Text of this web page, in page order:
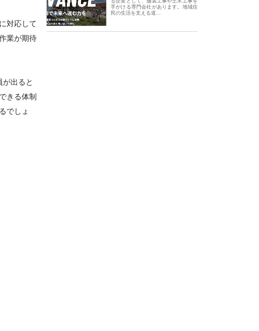
対応して
業が期待
出ると
きる体制
でしょ
手がける専門会社があります。地域住
民の生活を支える道…